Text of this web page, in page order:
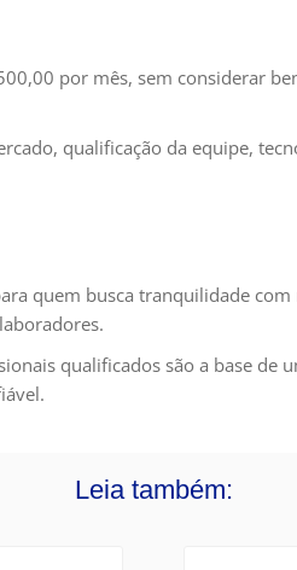
por mês, sem considerar
qualificação da equipe,
quem busca tranquilidade
qualificados são a base de
Leia também: